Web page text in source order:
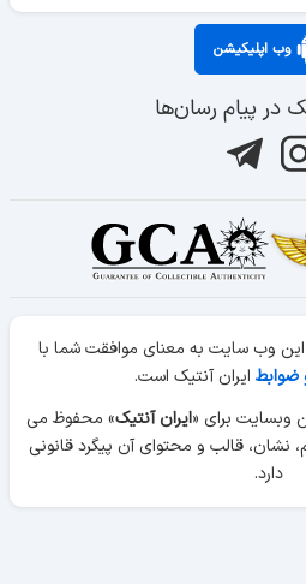
وب اپلیکیشن
در پیام رسان‌ها
این وب سایت به معنای موافقت شما با
ضوابط ایران آنتیک است.
ایران آنتیک» محفوظ می
نشان، قالب و محتوای آن پیگرد قانونی
دارد.